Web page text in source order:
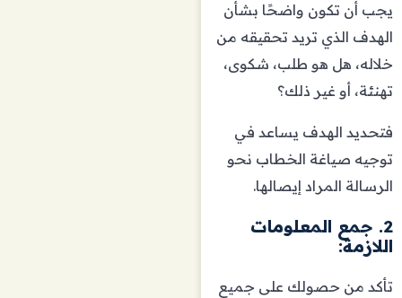
يجب أن تكون واضحًا بشأن
الهدف الذي تريد تحقيقه من
خلاله، هل هو طلب، شكوى،
تهنئة، أو غير ذلك؟
فتحديد الهدف يساعد في
توجيه صياغة الخطاب نحو
الرسالة المراد إيصالها.
2. جمع المعلومات
اللازمة:
تأكد من حصولك على جميع